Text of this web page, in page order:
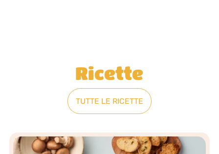
Ricette
TUTTE LE RICETTE